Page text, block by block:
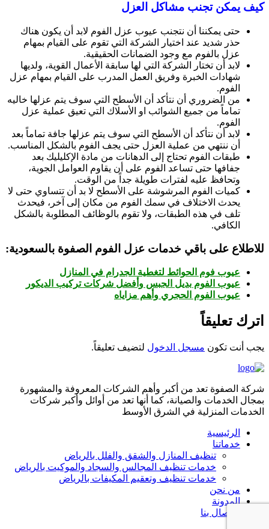
كيف يمكن تجنب مشاكل العزل
حتى يمكننا أن نتجنب عيوب عزل الفوم لابد أن يكون هناك
حذر شديد عند اختيار الشركة التي تقوم على القيام بمهام
عزل بالفوم مع وجود الضمانات الحقيقية.
لابد أن تختار الشركة التي لها سابقة الأعمال القوية، ولديها
شهادات الخبرة وفريق العمل المدرب على القيام بمهام عزل
الفوم.
من الضروري أن نتأكد أن الأسطح التي سوف يتم عزلها خاليه
تماماً من جميع الشوائب او الأسلاك التي تعيق عملية عزل
الفوم.
لابد أن نتأكد أن الأسطح التي سوف يتم عزلها جافة تماماً بعد
أن ننتهي من عملية العزل حتى يجف الفوم بالشكل المناسب.
طبقات الفوم تحتاج إلى الدهانات من مادة الإكليليك بعد
جفافها حتى تساعد الفوم على أن يقاوم العوامل الجوية،
وتحافظ عليه لفترات طويلة جداً من الوقت.
كميات الفوم المرشوشة على الأسطح لا بد أن تتساوي حتى لا
يحدث الاختلاف في سمك الفوم من مكان إلى آخر، فيحدث
تلف في هذه الطبقات، ولا تقوم بالوظائف المطلوبة بالشكل
الكافي.
للاطلاع على باقي خدمات عزل الفوم الصفوة بالسعودية:
عيوب فوم الحوائط لتغطية الجدرام في المنازل
عيوب الفوم بديل الجبس وأفضل شركات تركيب الديكور
عيوب الفوم الحجري وأهم مزاياه
اترك تعليقاً
يجب أنت تكون مسجل الدخول لتضيف تعليقاً.
شركة الصفوة تعد من أكبر وأهم الشركات المعروفة والمشهورة
بمجال الخدمات والصيانة، كما أنها تعد من أوائل وأكبر شركات
الخدمات المنزلية في الشرق الأوسط
الرئيسية
خدماتنا
تنظيف المنازل والشقق والفلل بالرياض
خدمات تنظيف المجالس والسجاد والموكيت بالرياض
خدمات تنظيف وتعقيم المكيفات بالرياض
من نحن
المدونة
الاتصال بنا